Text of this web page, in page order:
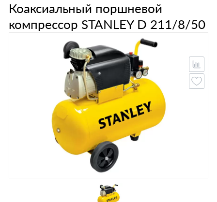
Коаксиальный поршневой
компрессор STANLEY D 211/8/50